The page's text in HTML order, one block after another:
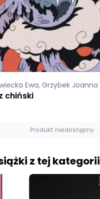
Ewa, Grzybek Joanna
chiński
Produkt niedostępny
z tej kategorii